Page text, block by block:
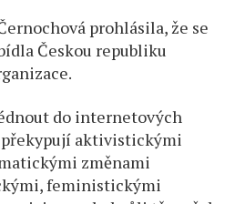
prohlásila, že se
Českou republiku
do internetových
překypují aktivistickými
změnami
feministickými